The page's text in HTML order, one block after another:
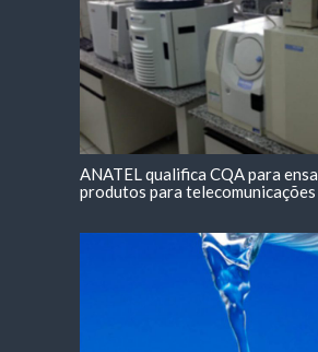
ANATEL qualifica CQA para
produtos para telecomunicações